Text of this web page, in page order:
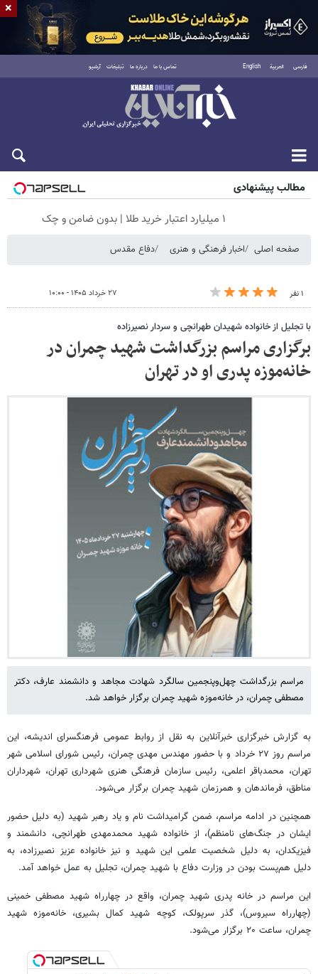
فارسی العربية English تماس با ما درباره ما تبلیغات آرشیو
جمعه ۱۶ مرداد ۱۴۰۵
مطالب پیشنهادی
۱ میلیارد اعتبار خرید طلا | بدون ضامن و چک
صفحه اصلی اخبار فرهنگی و هنری دفاع مقدس
۱ نفر ۲۷ خرداد ۱۴۰۵ - ۱۰:۰۰
با تجلیل از خانواده شهیدان طهرانچی و سردار نصیرزاده
برگزاری مراسم بزرگداشت شهید چمران در
خانه‌موزه پدری او در تهران
مراسم بزرگداشت چهل‌وپنجمین سالگرد شهادت مجاهد و دانشمند عارف، دکتر
مصطفی چمران، در خانه‌موزه شهید چمران برگزار خواهد شد.
به گزارش خبرگزاری خبرآنلاین به نقل از روابط عمومی فرهنگسرای اندیشه، این
مراسم روز ۲۷ خرداد و با حضور مهندس مهدی چمران، رئیس شورای اسلامی شهر
تهران، محمدباقر اعلمی، رئیس سازمان فرهنگی هنری شهرداری تهران، شهرداران
مناطق، فرماندهان و همرزمان شهید چمران برگزار می‌شود.
همچنین در ادامه مراسم، ضمن گرامیداشت نام و یاد رهبر شهید (به دلیل حضور
ایشان در جنگ‌های نامنظم)، از خانواده شهید محمدمهدی طهرانچی، دانشمند و
فیزیکدان، به دلیل شخصیت علمی این شهید و نیز خانواده عزیز نصیرزاده، به
دلیل هم‌پست بودن در وزارت دفاع با شهید چمران، تجلیل به عمل خواهد آمد.
این مراسم در خانه پدری شهید چمران، واقع در چهارراه شهید مصطفی خمینی
(چهارراه سیروس)، گذر سرپولک، کوچه شهید کمال بشیری، خانه‌موزه شهید
چمران، ساعت ۲۰ برگزار می‌شود.
×